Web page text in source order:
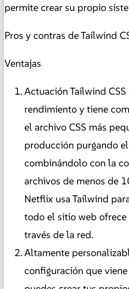
permite crear su propio
Pros y contras de Tailwind
Ventajas
Actuación Tailwind
rendimiento y tiene
el archivo CSS más
producción purgando
combinándolo con la
archivos de menos de
Netflix usa Tailwind
todo el sitio web ofrece
través de la red.
Altamente
configuración que